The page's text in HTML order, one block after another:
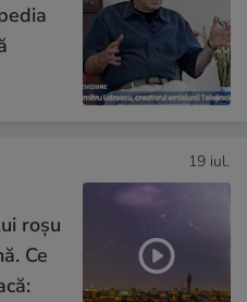
19 iul.
roșu
Ce